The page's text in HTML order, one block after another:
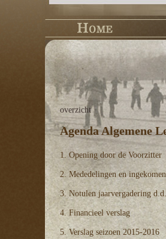
overzicht
Agenda Algemene
1. Opening door de Voorzitter
2. Mededelingen en
3. Notulen jaarvergadering
4. Financieel verslag
5. Verslag seizoen 2015-2016